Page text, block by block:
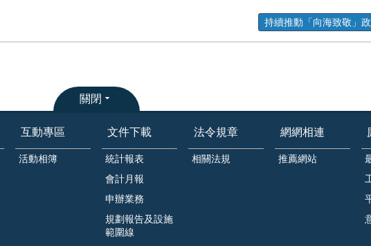
持續推動「向海致敬」政
關閉
互動專區
活動相簿
文件下載
統計報表
會計月報
申辦業務
規劃報告及設施
範圍線
法令規章
相關法規
網網相連
推薦網站